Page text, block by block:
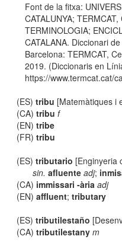
Font de la fitxa:
CATALUNYA;
TERMINOLOGIA;
CATALANA. Diccionari
Barcelona: TERMCAT,
2019. (Diccionaris en
https://www.termcat.cat/
(ES)tribu [Matemàtiques i
(CA)tribu f
(EN)tribe
(FR)tribu
(ES)tributario [Enginyeria
sin. afluente adj;
(CA) immissari -ària adj
(EN)affluent;tributary
(ES)tributilestaño
(CA)tributilestany m